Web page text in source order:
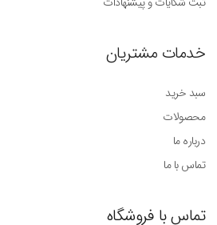
خدمات مشتریان
سبد خرید
محصولات
درباره ما
تماس با ما
تماس با فروشگاه